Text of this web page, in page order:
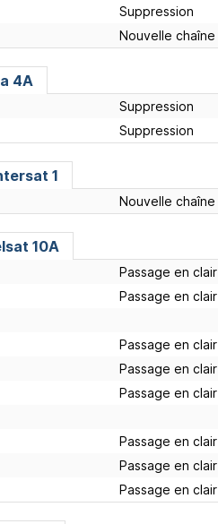
Suppression
Nouvelle chaîne
4A
Suppression
Suppression
1
Nouvelle chaîne
10A
Passage en clair
Passage en clair
Passage en clair
Passage en clair
Passage en clair
Passage en clair
Passage en clair
Passage en clair